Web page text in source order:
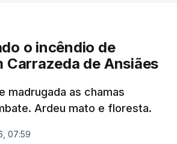
ESTÁ NESTE
o incêndio de
Carrazeda de Ansiães
madrugada as chamas
Ardeu mato e floresta.
07:59